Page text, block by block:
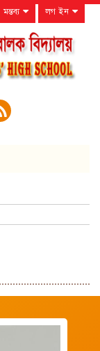
মন্তব্য লগ ইন